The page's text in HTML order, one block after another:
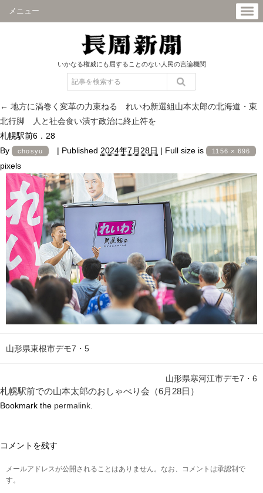
メニュー
いかなる権威にも屈することのない人民の言論機関
← 地方に渦巻く変革の力束ねる れいわ新選組山本太郎の北海道・東
北行脚 人と社会食い潰す政治に終止符を
札幌駅前6．28
By
chosyu | Published 2024年7月28日 | Full size is 1156 × 696
pixels
山形県東根市デモ7・5
山形県寒河江市デモ7・6
札幌駅前での山本太郎のおしゃべり会（6月28日）
Bookmark the permalink.
コメントを残す
メールアドレスが公開されることはありません。なお、コメントは承認制で
す。